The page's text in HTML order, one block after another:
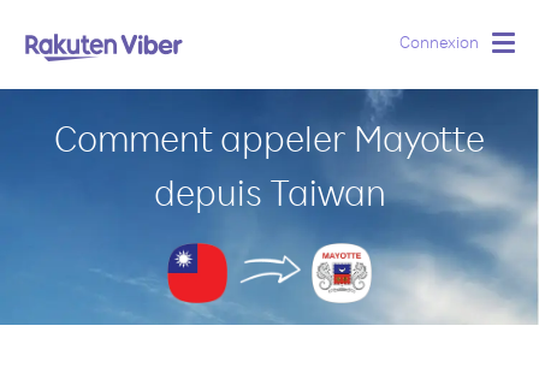
Connexion
Comment appeler Mayotte
depuis Taiwan